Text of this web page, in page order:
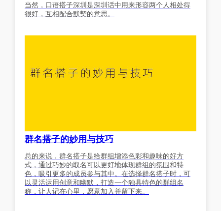
当然，口语搭子深圳是深圳话中用来形容两个人相处得
很好，互相配合默契的意思。
群名搭子的妙用与技巧
总的来说，群名搭子是给群组增添色彩和趣味的好方
式，通过巧妙的取名可以更好地体现群组的氛围和特
色，吸引更多的成员参与其中。在选择群名搭子时，可
以灵活运用创意和幽默，打造一个独具特色的群组名
称，让人记在心里，愿意加入并留下来。